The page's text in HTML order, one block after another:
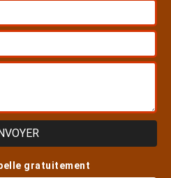
gratuitement